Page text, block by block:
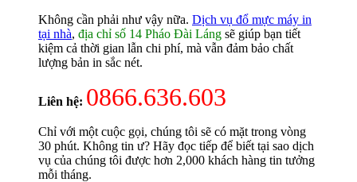
Không cần phải như vậy nữa. Dịch vụ đổ mực máy in
tại nhà, địa chỉ số 14 Pháo Đài Láng sẽ giúp bạn tiết
kiệm cả thời gian lẫn chi phí, mà vẫn đảm bảo chất
lượng bản in sắc nét.
Liên hệ: 0866.636.603
Chỉ với một cuộc gọi, chúng tôi sẽ có mặt trong vòng
30 phút. Không tin ư? Hãy đọc tiếp để biết tại sao dịch
vụ của chúng tôi được hơn 2,000 khách hàng tin tưởng
mỗi tháng.